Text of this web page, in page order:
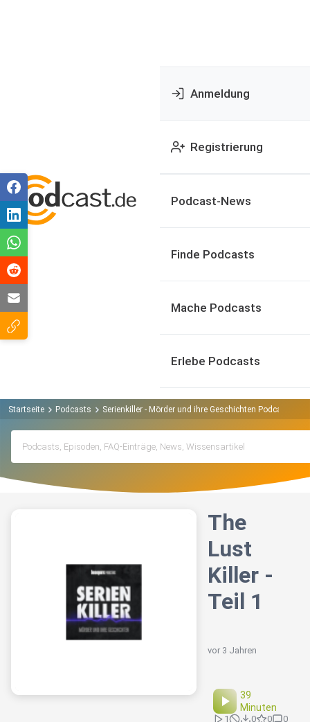
Anmeldung
Registrierung
Podcast-News
Finde Podcasts
Mache Podcasts
Erlebe Podcasts
Startseite Podcasts Serienkiller - Mörder und ihre Geschichten Podcast
The
Lust
Killer -
Teil 1
vor 3 Jahren
39
Minuten
1 0 0
0